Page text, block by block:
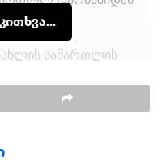
სამართლის
13:00